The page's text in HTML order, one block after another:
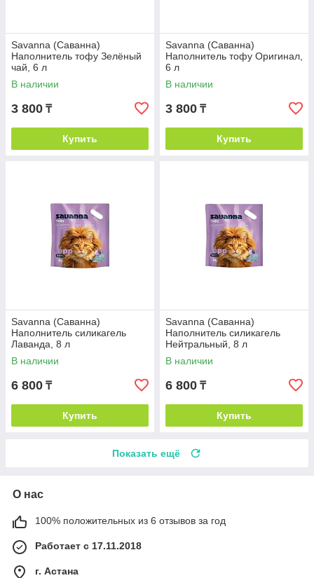
Savanna (Саванна)
Наполнитель тофу Зелёный
чай, 6 л
В наличии
3 800 ₸
Купить
Savanna (Саванна)
Наполнитель тофу Оригинал,
6 л
В наличии
3 800 ₸
Купить
Savanna (Саванна)
Наполнитель силикагель
Лаванда, 8 л
В наличии
6 800 ₸
Купить
Savanna (Саванна)
Наполнитель силикагель
Нейтральный, 8 л
В наличии
6 800 ₸
Купить
Показать ещё
О нас
100% положительных из 6 отзывов за год
Работает с 17.11.2018
г. Астана